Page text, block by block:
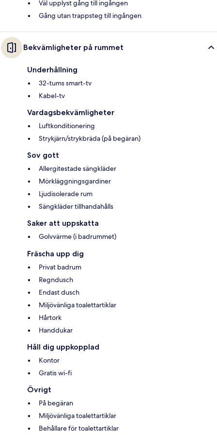
Väl upplyst gång till ingången
Gång utan trappsteg till ingången
Bekvämligheter på rummet
Underhållning
32-tums smart-tv
Kabel-tv
Vardagsbekvämligheter
Luftkonditionering
Strykjärn/strykbräda (på begäran)
Sov gott
Allergitestade sängkläder
Mörkläggningsgardiner
Ljudisolerade rum
Sängkläder tillhandahålls
Saker att uppskatta
Golvvärme (i badrummet)
Fräscha upp dig
Privat badrum
Regndusch
Endast dusch
Miljövänliga toalettartiklar
Hårtork
Handdukar
Håll dig uppkopplad
Kontor
Gratis wi-fi
Övrigt
På begäran
Miljövänliga toalettartiklar
Behållare för toalettartiklar